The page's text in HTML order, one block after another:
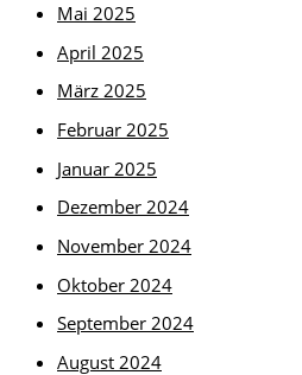
Mai 2025
April 2025
März 2025
Februar 2025
Januar 2025
Dezember 2024
November 2024
Oktober 2024
September 2024
August 2024